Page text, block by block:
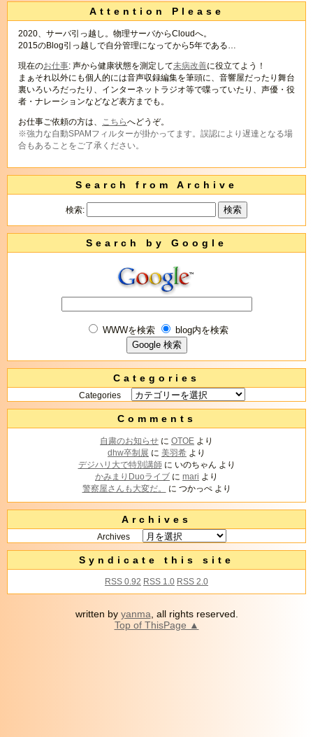
Attention Please
2020、サーバ引っ越し。物理サーバからCloudへ。
2015のBlog引っ越しで自分管理になってから5年である…
現在のお仕事: 声から健康状態を測定して未病改善に役立てよう！
まぁそれ以外にも個人的には音声収録編集を筆頭に、音響屋だったり舞台
裏いろいろだったり、インターネットラジオ等で喋っていたり、声優・役
者・ナレーションなどなど表方までも。
お仕事ご依頼の方は、 こちらへどうぞ。
※強力な自動SPAMフィルターが掛かってます。誤認により遅達となる場
合もあることをご了承ください。
Search from Archive
検索:
Search by Google
WWWを検索 blog内を検索
Categories
Categories
Comments
自粛のお知らせ に OTOE より
dhw卒制展 に 美羽希 より
デジハリ大で特別講師に いのちゃん より
かみまりDuoライブ に mari より
警察屋さんも大変だ。
に つかっぺより
Archives
Archives
Syndicate this site
RSS 0.92 RSS 1.0 RSS 2.0
written by yanma , all rights reserved.
Top of ThisPage ▲